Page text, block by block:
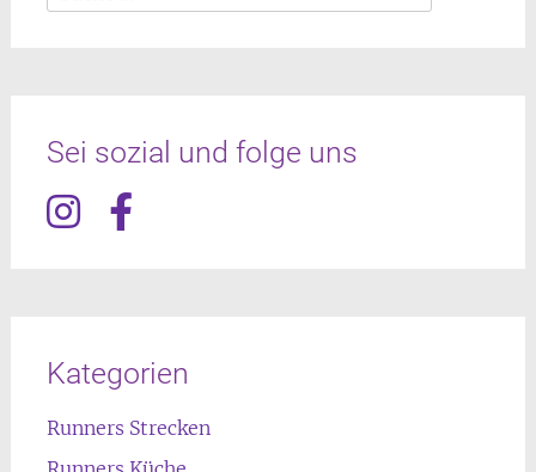
nach:
Sei sozial und folge uns
Kategorien
Runners Strecken